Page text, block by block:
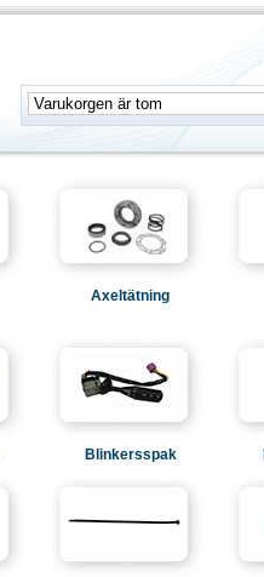
Axeltätning
Blinkersspak